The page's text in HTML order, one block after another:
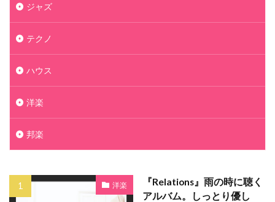
ジャズ
テクノ
ハウス
洋楽
邦楽
洋楽
『Relations』雨の時に聴く
アルバム。しっとり優し